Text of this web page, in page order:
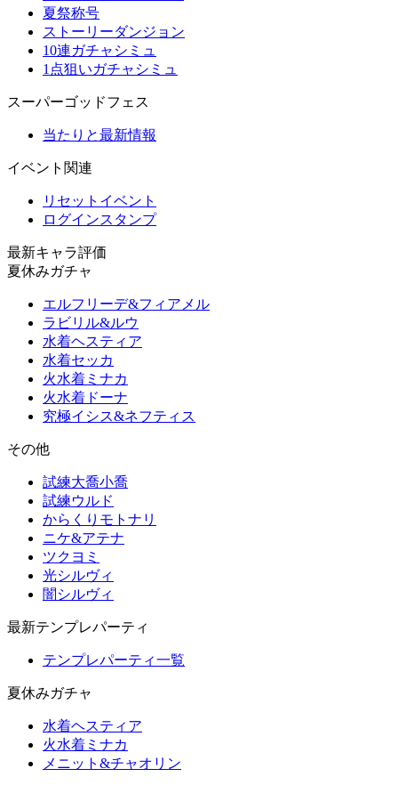
夏祭称号
ストーリーダンジョン
10連ガチャシミュ
1点狙いガチャシミュ
スーパーゴッドフェス
当たりと最新情報
イベント関連
リセットイベント
ログインスタンプ
最新キャラ評価
夏休みガチャ
エルフリーデ&フィアメル
ラビリル&ルウ
水着ヘスティア
水着セッカ
火水着ミナカ
火水着ドーナ
究極イシス&ネフティス
その他
試練大喬小喬
試練ウルド
からくりモトナリ
ニケ&アテナ
ツクヨミ
光シルヴィ
闇シルヴィ
最新テンプレパーティ
テンプレパーティ一覧
夏休みガチャ
水着ヘスティア
火水着ミナカ
メニット&チャオリン